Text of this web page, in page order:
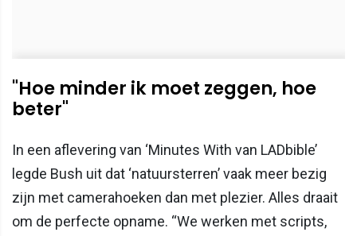
"Hoe minder ik moet zeggen, hoe
beter"
In een aflevering van ‘Minutes With van LADbible’
legde Bush uit dat ‘natuursterren’ vaak meer bezig
zijn met camerahoeken dan met plezier. Alles draait
om de perfecte opname. “We werken met scripts,